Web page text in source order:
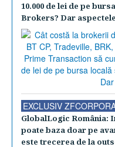
10.000 de lei de pe
Brokers? Dar
EXCLUSIV
GlobalLogic România:
poate baza doar pe
este trecerea de la